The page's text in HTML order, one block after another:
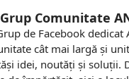
Grup Comunitate
de Facebook dedicat
cât mai largă și
idei, noutăți și soluții.